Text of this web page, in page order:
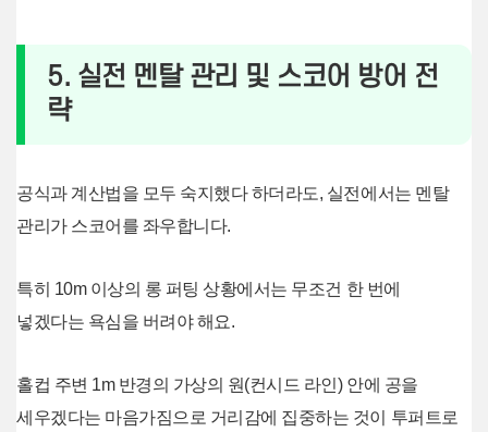
5. 실전 멘탈 관리 및 스코어 방어 전
략
공식과 계산법을 모두 숙지했다 하더라도, 실전에서는 멘탈
관리가 스코어를 좌우합니다.
특히 10m 이상의 롱 퍼팅 상황에서는 무조건 한 번에
넣겠다는 욕심을 버려야 해요.
홀컵 주변 1m 반경의 가상의 원(컨시드 라인) 안에 공을
세우겠다는 마음가짐으로 거리감에 집중하는 것이 투퍼트로